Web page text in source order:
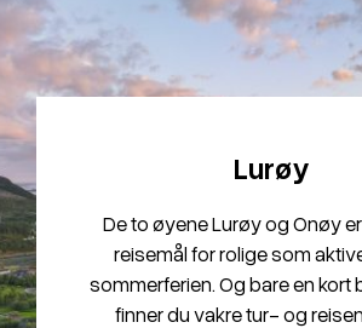
Lurøy
De to øyene Lurøy og Onøy
reisemål for rolige som
sommerferien. Og bare en kort
finner du vakre tur- og